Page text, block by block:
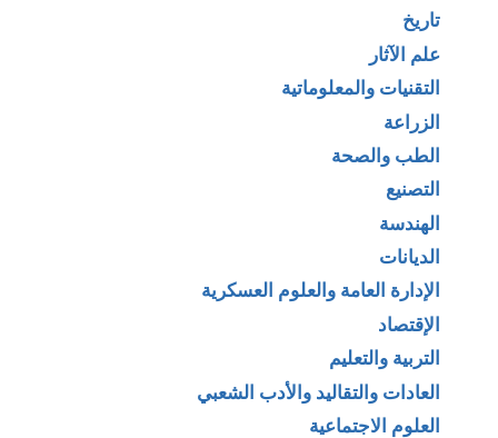
تاريخ
علم الآثار
التقنيات والمعلوماتية
الزراعة
الطب والصحة
التصنيع
الهندسة
الديانات
الإدارة العامة والعلوم العسكرية
الإقتصاد
التربية والتعليم
العادات والتقاليد والأدب الشعبي
العلوم الاجتماعية